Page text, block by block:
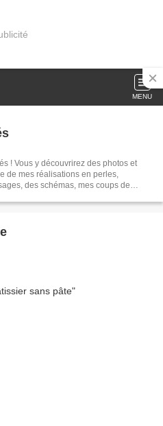
MENU
! Vous y découvrirez des photos et
de mes réalisations en perles,
des schémas, mes coups de